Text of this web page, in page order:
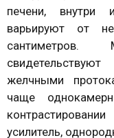
печени, внутри
варьируют от
сантиметров.
желчными
чаще
усилитель,